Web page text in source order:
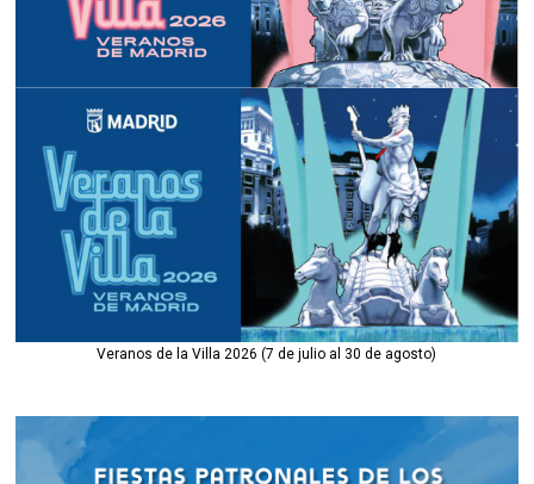
Veranos de la Villa 2026 (7 de julio al 30 de agosto)